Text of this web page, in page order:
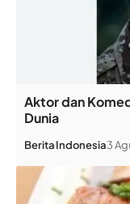
Aktor dan
Dunia
BeritaIndonesia3